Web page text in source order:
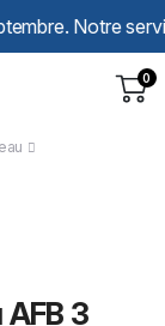
Notre service
0
3